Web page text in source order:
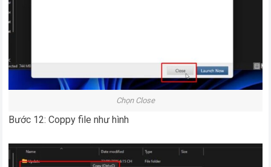
Chọn Close
Bước 12: Coppy file như hình